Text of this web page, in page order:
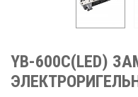
YB-600C(LED)